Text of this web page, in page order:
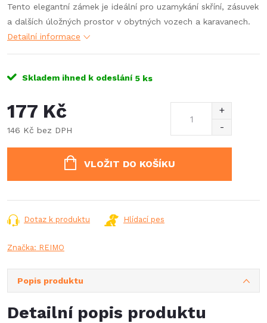
Tento elegantní zámek je ideální pro uzamykání skříní, zásuvek
a dalších úložných prostor v obytných vozech a karavanech.
Detailní informace
Skladem ihned k odeslání 5 ks
177 Kč
146 Kč bez DPH
VLOŽIT DO KOŠÍKU
Dotaz k produktu Hlídací pes
Značka: REIMO
Popis produktu
Detailní popis produktu